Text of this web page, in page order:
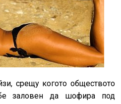
срещу когото обществото
заловен да шофира под